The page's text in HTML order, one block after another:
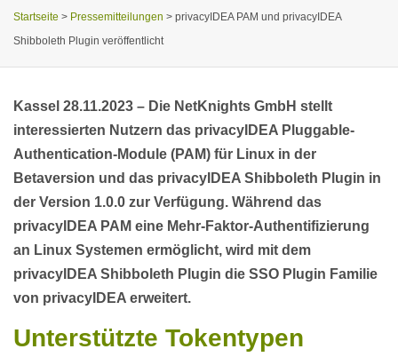
Startseite > Pressemitteilungen > privacyIDEA PAM und privacyIDEA
Shibboleth Plugin veröffentlicht
Kassel 28.11.2023 – Die NetKnights GmbH stellt
interessierten Nutzern das privacyIDEA Pluggable-
Authentication-Module (PAM) für Linux in der
Betaversion und das privacyIDEA Shibboleth Plugin in
der Version 1.0.0 zur Verfügung. Während das
privacyIDEA PAM eine Mehr-Faktor-Authentifizierung
an Linux Systemen ermöglicht, wird mit dem
privacyIDEA Shibboleth Plugin die SSO Plugin Familie
von privacyIDEA erweitert.
Unterstützte Tokentypen